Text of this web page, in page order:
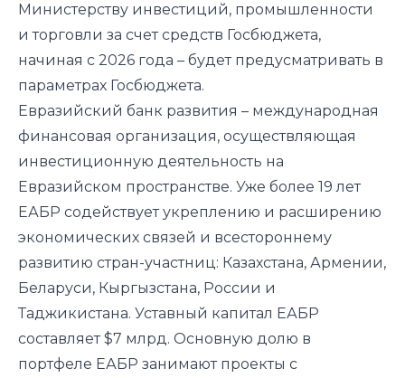
Министерству инвестиций, промышленности
и торговли за счет средств Госбюджета,
начиная с 2026 года – будет предусматривать в
параметрах Госбюджета.
Евразийский банк развития – международная
финансовая организация, осуществляющая
инвестиционную деятельность на
Евразийском пространстве. Уже более 19 лет
ЕАБР содействует укреплению и расширению
экономических связей и всестороннему
развитию стран-участниц: Казахстана, Армении,
Беларуси, Кыргызстана, России и
Таджикистана. Уставный капитал ЕАБР
составляет $7 млрд. Основную долю в
портфеле ЕАБР занимают проекты с